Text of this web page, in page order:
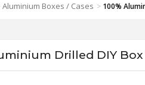
Aluminium Boxes / Cases > 100%
Drilled DIY